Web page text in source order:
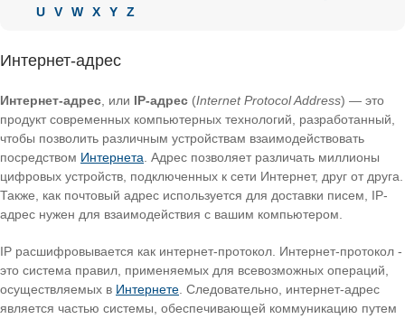
U
V W X Y Z
Интернет-адрес
Интернет-адрес, или IP-адрес (Internet Protocol Address) — это
продукт современных компьютерных технологий, разработанный,
чтобы позволить различным устройствам взаимодействовать
посредством Интернета. Адрес позволяет различать миллионы
цифровых устройств, подключенных к сети Интернет, друг от друга.
Также, как почтовый адрес используется для доставки писем, IP-
адрес нужен для взаимодействия с вашим компьютером.
IP расшифровывается как интернет-протокол. Интернет-протокол -
это система правил, применяемых для всевозможных операций,
осуществляемых в Интернете. Следовательно, интернет-адрес
является частью системы, обеспечивающей коммуникацию путем